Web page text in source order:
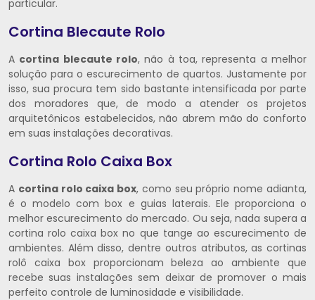
particular.
Cortina Blecaute Rolo
A cortina blecaute rolo, não à toa, representa a melhor
solução para o escurecimento de quartos. Justamente por
isso, sua procura tem sido bastante intensificada por parte
dos moradores que, de modo a atender os projetos
arquitetônicos estabelecidos, não abrem mão do conforto
em suas instalações decorativas.
Cortina Rolo Caixa Box
A cortina rolo caixa box, como seu próprio nome adianta,
é o modelo com box e guias laterais. Ele proporciona o
melhor escurecimento do mercado. Ou seja, nada supera a
cortina rolo caixa box no que tange ao escurecimento de
ambientes. Além disso, dentre outros atributos, as cortinas
rolô caixa box proporcionam beleza ao ambiente que
recebe suas instalações sem deixar de promover o mais
perfeito controle de luminosidade e visibilidade.